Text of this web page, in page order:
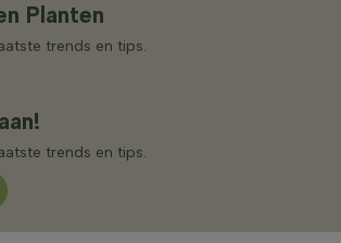
Planten
trends en tips.
trends en tips.